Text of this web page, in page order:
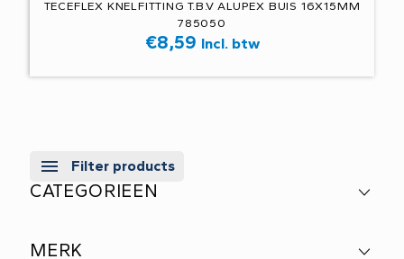
TECEFLEX KNELFITTING T.B.V ALUPEX BUIS 16X15MM
785050
€8,59 Incl. btw
Filter products
CATEGORIEEN
MERK